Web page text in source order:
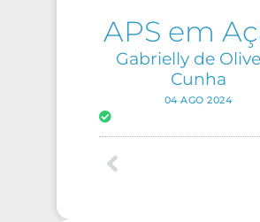
APS em
Gabrielly de
Cunha
04 AGO 2024